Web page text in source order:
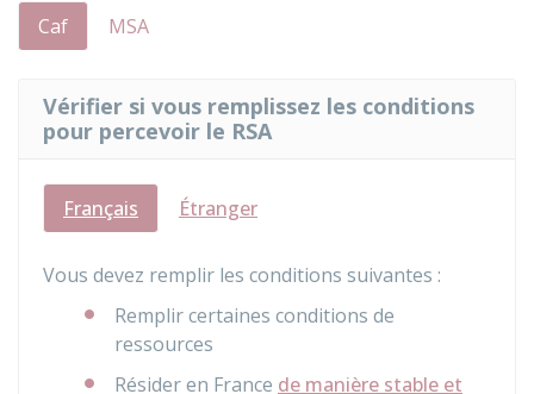
Caf MSA
Vérifier si vous remplissez les conditions
pour percevoir le RSA
Français Étranger
Vous devez remplir les conditions suivantes :
Remplir certaines conditions de
ressources
Résider en France de manière stable et